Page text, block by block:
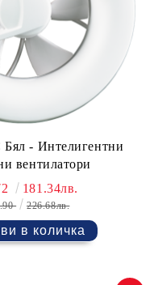
- Интелигентни
вентилатори
181.34лв.
226.68лв.